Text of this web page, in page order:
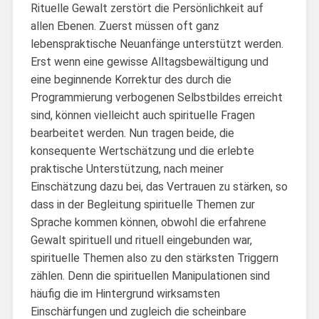
Rituelle Gewalt zerstört die Persönlichkeit auf
allen Ebenen. Zuerst müssen oft ganz
lebenspraktische Neuanfänge unterstützt werden.
Erst wenn eine gewisse Alltagsbewältigung und
eine beginnende Korrektur des durch die
Programmierung verbogenen Selbstbildes erreicht
sind, können vielleicht auch spirituelle Fragen
bearbeitet werden. Nun tragen beide, die
konsequente Wertschätzung und die erlebte
praktische Unterstützung, nach meiner
Einschätzung dazu bei, das Vertrauen zu stärken, so
dass in der Begleitung spirituelle Themen zur
Sprache kommen können, obwohl die erfahrene
Gewalt spirituell und rituell eingebunden war,
spirituelle Themen also zu den stärksten Triggern
zählen. Denn die spirituellen Manipulationen sind
häufig die im Hintergrund wirksamsten
Einschärfungen und zugleich die scheinbare